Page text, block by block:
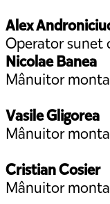
Alex
Operator sunet
Nicolae Banea
Mânuitor
Vasile Gligorea
Mânuitor
Cristian Cosier
Mânuitor